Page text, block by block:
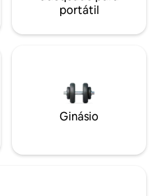
portátil
Ginásio